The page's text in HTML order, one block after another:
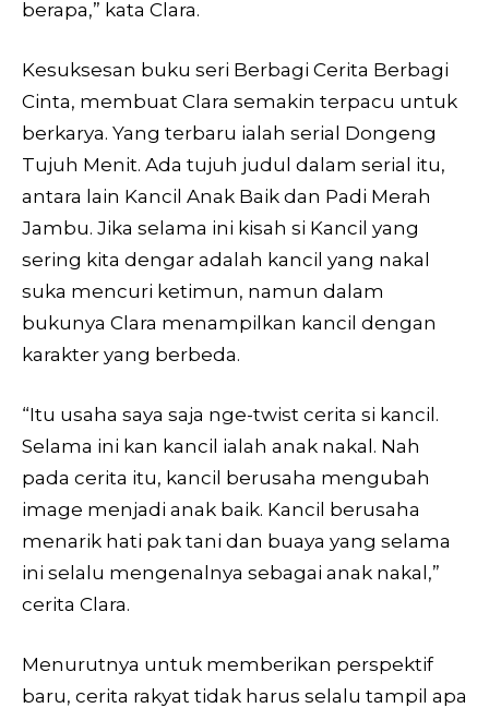
berapa,” kata Clara.
Kesuksesan buku seri Berbagi Cerita Berbagi
Cinta, membuat Clara semakin terpacu untuk
berkarya. Yang terbaru ialah serial Dongeng
Tujuh Menit. Ada tujuh judul dalam serial itu,
antara lain Kancil Anak Baik dan Padi Merah
Jambu. Jika selama ini kisah si Kancil yang
sering kita dengar adalah kancil yang nakal
suka mencuri ketimun, namun dalam
bukunya Clara menampilkan kancil dengan
karakter yang berbeda.
“Itu usaha saya saja nge-twist cerita si kancil.
Selama ini kan kancil ialah anak nakal. Nah
pada cerita itu, kancil berusaha mengubah
image menjadi anak baik. Kancil berusaha
menarik hati pak tani dan buaya yang selama
ini selalu mengenalnya sebagai anak nakal,”
cerita Clara.
Menurutnya untuk memberikan perspektif
baru, cerita rakyat tidak harus selalu tampil apa